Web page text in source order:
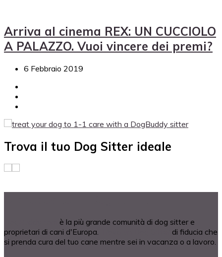
Arriva al cinema REX: UN CUCCIOLO
A PALAZZO. Vuoi vincere dei premi?
6 Febbraio 2019
Trova il tuo Dog Sitter ideale
è la più grande comunità di dog sitter e
proprietari di cani d'Europa.
di fiducia che
si prenda cura del tuo cane mentre sei in vacanza o a lavoro.